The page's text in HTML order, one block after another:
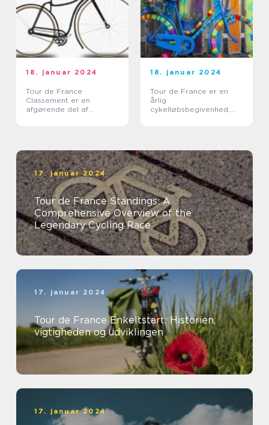
18. januar 2024
Tour de France
Classement er en
afgørende del af
18. januar 2024
Tour de France er en
årlig
cykelløbsbegivenhed,
17. januar 2024
Tour de France Standings: A
Comprehensive Overview of the
Legendary Cycling Race
17. januar 2024
Tour de France Enkeltstart: Historien,
vigtigheden og udviklingen
17. januar 2024